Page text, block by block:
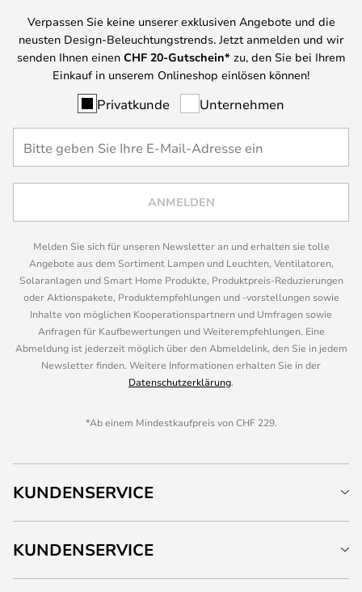
Verpassen Sie keine unserer exklusiven Angebote und die
neusten Design-Beleuchtungstrends. Jetzt anmelden und wir
senden Ihnen einen CHF 20-Gutschein* zu, den Sie bei Ihrem
Einkauf in unserem Onlineshop einlösen können!
Privatkunde Unternehmen
ANMELDEN
Melden Sie sich für unseren Newsletter an und erhalten sie tolle
Angebote aus dem Sortiment Lampen und Leuchten, Ventilatoren,
Solaranlagen und Smart Home Produkte, Produktpreis-Reduzierungen
oder Aktionspakete, Produktempfehlungen und -vorstellungen sowie
Inhalte von möglichen Kooperationspartnern und Umfragen sowie
Anfragen für Kaufbewertungen und Weiterempfehlungen. Eine
Abmeldung ist jederzeit möglich über den Abmeldelink, den Sie in jedem
Newsletter finden. Weitere Informationen erhalten Sie in der
Datenschutzerklärung.
*Ab einem Mindestkaufpreis von CHF 229.
KUNDENSERVICE
KUNDENSERVICE